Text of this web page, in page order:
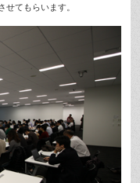
てもらいます。